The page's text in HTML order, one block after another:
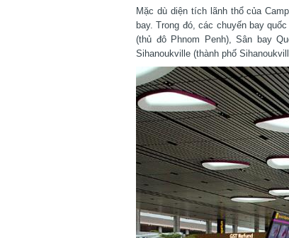
Mặc dù diện tích lãnh thổ của
bay. Trong đó, các chuyến bay
(thủ đô Phnom Penh), Sân bay
Sihanoukville (thành phố